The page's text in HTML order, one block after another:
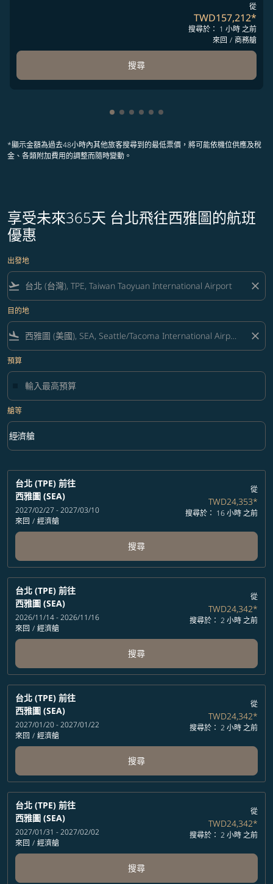
從
TWD157,212*
搜尋於： 1 小時 之前
來回 / 商務艙
搜尋
顯示 cmp-pagination-showing-
顯示 cmp-pagination-showing-
顯示 cmp-pagination-
顯示 cmp-pagination-
顯示 cmp-pagination-
顯示 cmp-pagination-
*顯示金額為過去48小時內其他旅客搜尋到的最低票價，將可能依機位供應及稅
金、各類附加費用的調整而隨時變動。
享受未來365天 台北飛往西雅圖的航班
優惠
出發地
flight_takeoff close
目的地
flight_land close
預算
艙等
艙等 option 經濟艙 Selected
經濟艙
keyboard_arrow_down
台北 (TPE) 前往
西雅圖 (SEA)
2027/02/27 - 2027/03/10
來回 / 經濟艙
從
TWD24,353*
搜尋於： 16 小時 之前
搜尋
台北 (TPE) 前往
西雅圖 (SEA)
2026/11/14 - 2026/11/16
來回 / 經濟艙
從
TWD24,342*
搜尋於： 2 小時 之前
搜尋
台北 (TPE) 前往
西雅圖 (SEA)
2027/01/20 - 2027/01/22
來回 / 經濟艙
從
TWD24,342*
搜尋於： 2 小時 之前
搜尋
台北 (TPE) 前往
西雅圖 (SEA)
2027/01/31 - 2027/02/02
來回 / 經濟艙
從
TWD24,342*
搜尋於： 2 小時 之前
搜尋